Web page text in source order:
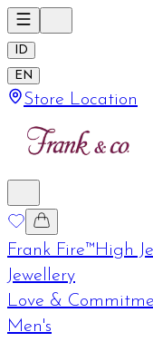
ID
EN
Store Location
Frank Fire™High
Jewellery
Love &
Men's